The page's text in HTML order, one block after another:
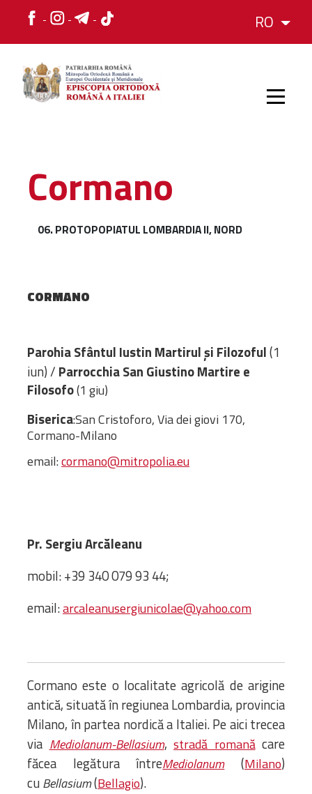
RO
ISTORIC
ORGANIZAREA
Protopopiate
Mănăstiri,
Diaconii
Asociații
RESURSE
RESURSE
Comunicate de presă
Scrisori pastorale
Opinii ortodoxe
Din viața „familiei”
diecezei
CSDE
Cuvântul Episcopului
Lectura Lunii
Prezentarea
Cormano
06. PROTOPOPIATUL LOMBARDIA II, NORD
CORMANO
Parohia Sfântul Iustin Martirul și Filozoful(1
iun) / Parrocchia San Giustino Martire e
Filosofo(1 giu)
Biserica:San Cristoforo,Via dei giovi 170,
Cormano-Milano
email:cormano@mitropolia.eu
Pr. Sergiu Arcăleanu
mobil: +39 340 079 93 44;
email:arcaleanusergiunicolae@yahoo.com
Cormano este o localitate agricolă de arigine
antică, situată în regiunea Lombardia, provincia
Milano, în partea nordică a Italiei. Pe aici trecea
via Mediolanum-Bellasium, stradă romanăcare
făcea legătura întreMediolanum(Milano)
cuBellasium(Bellagio).